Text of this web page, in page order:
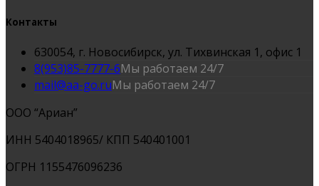
Контакты
630054, г. Новосибирск, ул. Тихвинская 1, офис 1
8(953)85-7777-6Мы работаем 24/7
mail@aa-go.ruМы работаем 24/7
ООО “Ариан”
ИНН 5404018965/ КПП 540401001
ОГРН 1155476096236